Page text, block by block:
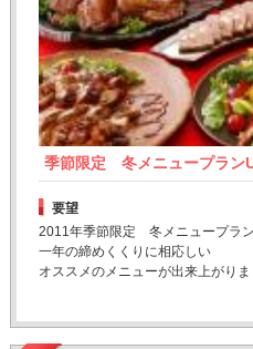
季節限定 冬メニュープラン
要望
2011年季節限定 冬メニュープラン
一年の締めくくりに相応しい
オススメのメニューが出来上がりま